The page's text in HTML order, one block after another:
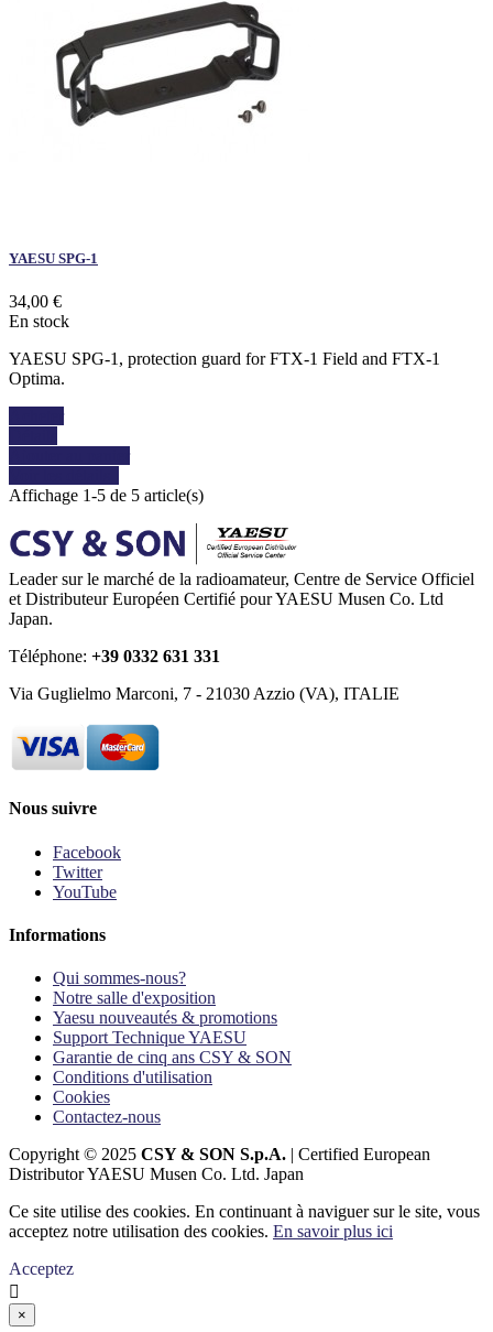
YAESU SPG-1
34,00 €
En stock
YAESU SPG-1, protection guard for FTX-1 Field and FTX-1
Optima.
Affichage 1-5 de 5 article(s)
Leader sur le marché de la radioamateur, Centre de Service Officiel
et Distributeur Européen Certifié pour YAESU Musen Co. Ltd
Japan.
Téléphone: +39 0332 631 331
Via Guglielmo Marconi, 7 - 21030 Azzio (VA), ITALIE
Nous suivre
Facebook
Twitter
YouTube
Informations
Qui sommes-nous?
Notre salle d'exposition
Yaesu nouveautés & promotions
Support Technique YAESU
Garantie de cinq ans CSY & SON
Conditions d'utilisation
Cookies
Contactez-nous
Copyright © 2025 CSY & SON S.p.A. | Certified European
Distributor YAESU Musen Co. Ltd. Japan
Ce site utilise des cookies. En continuant à naviguer sur le site, vous
acceptez notre utilisation des cookies. En savoir plus ici
Acceptez

×